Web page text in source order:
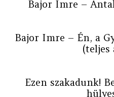
Bajor Imre –
Bajor Imre – Én, a
(teljes
Ezen szakadunk!